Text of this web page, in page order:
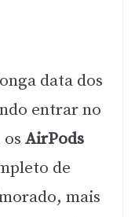
data dos
entrar no
AirPods
de
mais